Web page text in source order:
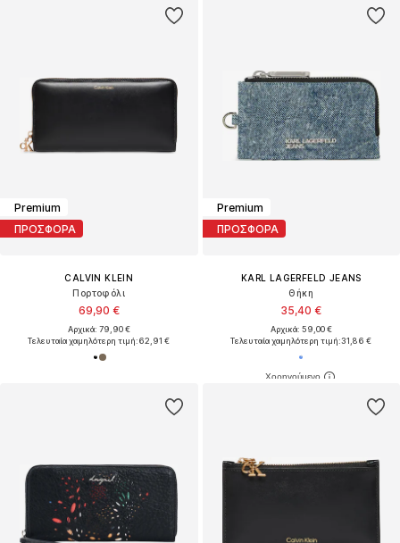
Premium
ΠΡΟΣΦΟΡΑ
CALVIN KLEIN
Πορτοφόλι
69,90 €
Αρχικά: 79,90 €
Τελευταία χαμηλότερη τιμή:62,91 €
Premium
ΠΡΟΣΦΟΡΑ
KARL LAGERFELD JEANS
Θήκη
35,40 €
Αρχικά: 59,00 €
Τελευταία χαμηλότερη τιμή:31,86 €